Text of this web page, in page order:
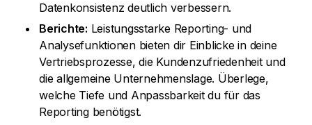
Datenkonsistenz deutlich verbessern.
Berichte: Leistungsstarke Reporting- und
Analysefunktionen bieten dir Einblicke in deine
Vertriebsprozesse, die Kundenzufriedenheit und
die allgemeine Unternehmenslage. Überlege,
welche Tiefe und Anpassbarkeit du für das
Reporting benötigst.